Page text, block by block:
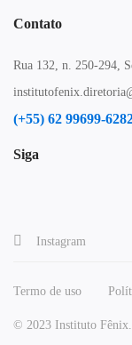
Contato
Rua 132, n. 250-294,
(+55) 62 99699-
Siga
Instagram
Termo de uso
© 2023 Instituto